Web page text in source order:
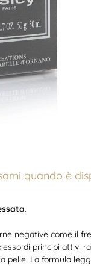
quando è
.
negative come il
di principi
La formula